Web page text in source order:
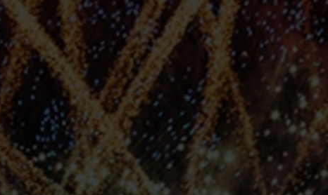
Galleries Architectural Exteriors